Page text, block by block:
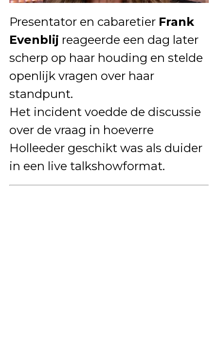
Presentator en cabaretier Frank
Evenblij reageerde een dag later
scherp op haar houding en stelde
openlijk vragen over haar
standpunt.
Het incident voedde de discussie
over de vraag in hoeverre
Holleeder geschikt was als duider
in een live talkshowformat.